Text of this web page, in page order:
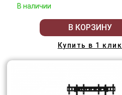
В наличии
В КОРЗИНУ
Купить в 1 клик